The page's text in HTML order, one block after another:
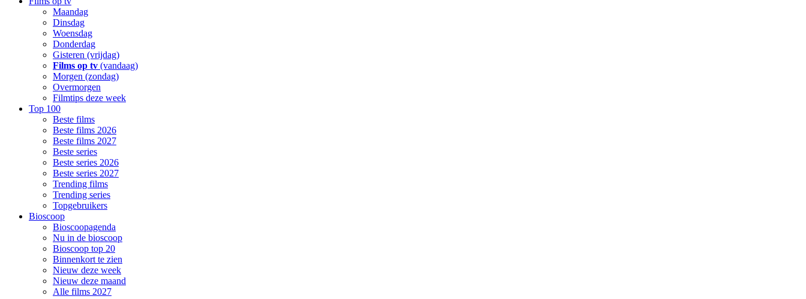
Maandag
Dinsdag
Woensdag
Donderdag
Gisteren (vrijdag)
Films op tv (vandaag)
Morgen (zondag)
Overmorgen
Filmtips deze week
Top 100
Beste films
Beste films 2026
Beste films 2027
Beste series
Beste series 2026
Beste series 2027
Trending films
Trending series
Topgebruikers
Bioscoop
Bioscoopagenda
Nu in de bioscoop
Bioscoop top 20
Binnenkort te zien
Nieuw deze week
Nieuw deze maand
Alle films 2027